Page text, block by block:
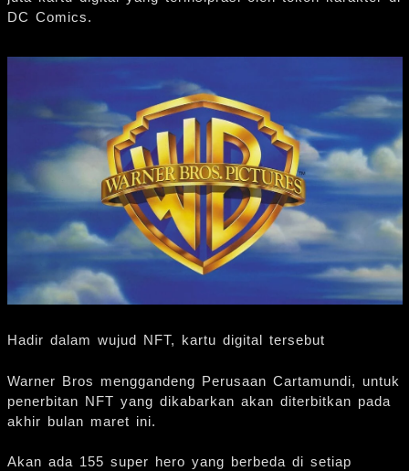
DC Comics.
Hadir dalam wujud NFT, kartu digital tersebut
Warner Bros menggandeng Perusaan Cartamundi, untuk
penerbitan NFT yang dikabarkan akan diterbitkan pada
akhir bulan maret ini.
Akan ada 155 super hero yang berbeda di setiap